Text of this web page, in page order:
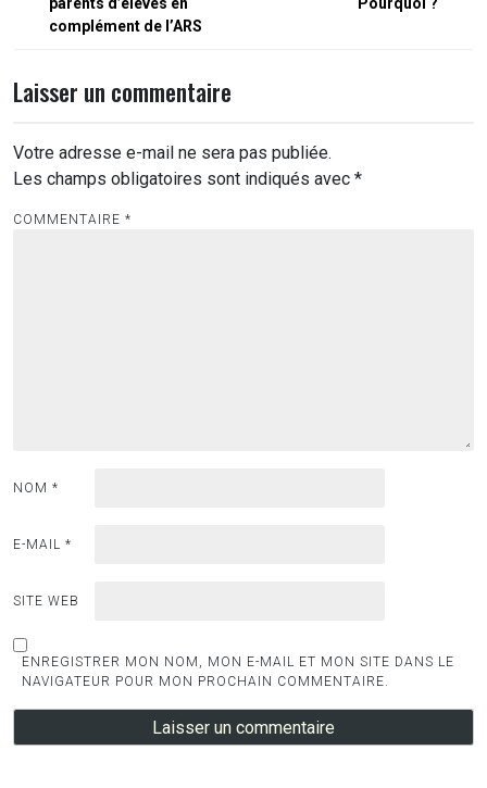
complément de l’ARS
Laisser un commentaire
Votre adresse e-mail ne sera pas publiée.
Les champs obligatoires sont indiqués avec *
COMMENTAIRE *
NOM *
E-MAIL *
SITE WEB
ENREGISTRER MON NOM, MON E-MAIL ET MON SITE DANS LE
NAVIGATEUR POUR MON PROCHAIN COMMENTAIRE.